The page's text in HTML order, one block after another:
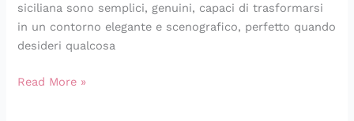
siciliana sono semplici, genuini, capaci di trasformarsi
in un contorno elegante e scenografico, perfetto quando
desideri qualcosa
Read More »